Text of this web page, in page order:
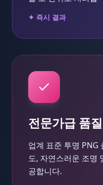
✦ 즉시 결과
전문가급 품질
업계 표준 투명 PNG
도, 자연스러운 조명
공합니다.